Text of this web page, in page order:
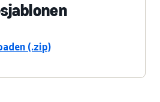
(.zip)